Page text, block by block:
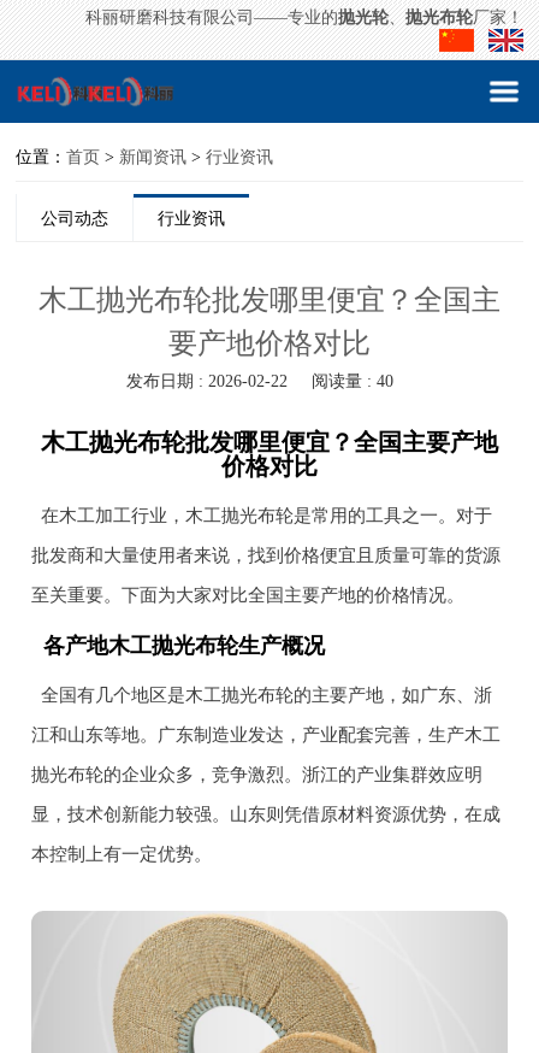
科丽研磨科技有限公司——专业的抛光轮、抛光布轮厂家！
位置：首页 > 新闻资讯 >行业资讯
公司动态 行业资讯
木工抛光布轮批发哪里便宜？全国主
要产地价格对比
发布日期 : 2026-02-22 阅读量 : 40
木工抛光布轮批发哪里便宜？全国主要产地
价格对比
在木工加工行业，木工抛光布轮是常用的工具之一。对于
批发商和大量使用者来说，找到价格便宜且质量可靠的货源
至关重要。下面为大家对比全国主要产地的价格情况。
各产地木工抛光布轮生产概况
全国有几个地区是木工抛光布轮的主要产地，如广东、浙
江和山东等地。广东制造业发达，产业配套完善，生产木工
抛光布轮的企业众多，竞争激烈。浙江的产业集群效应明
显，技术创新能力较强。山东则凭借原材料资源优势，在成
本控制上有一定优势。